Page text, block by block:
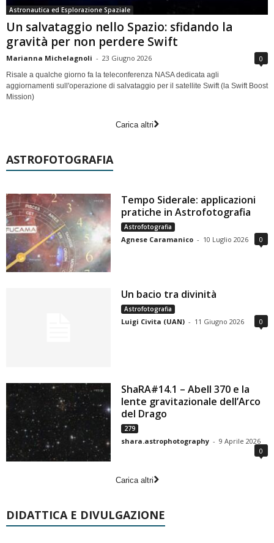
Astronautica ed Esplorazione Spaziale
Un salvataggio nello Spazio: sfidando la
gravità per non perdere Swift
Marianna Michelagnoli - 23 Giugno 2026 0
Risale a qualche giorno fa la teleconferenza NASA dedicata agli
aggiornamenti sull'operazione di salvataggio per il satellite Swift (la Swift Boost
Mission)
Carica altri
ASTROFOTOGRAFIA
Tempo Siderale: applicazioni
pratiche in Astrofotografia
Astrofotografia
Agnese Caramanico - 10 Luglio 2026 0
Un bacio tra divinità
Astrofotografia
Luigi Civita (UAN) - 11 Giugno 2026 0
ShaRA#14.1 – Abell 370 e la
lente gravitazionale dell’Arco
del Drago
279
shara.astrophotography - 9 Aprile 2026
0
Carica altri
DIDATTICA E DIVULGAZIONE